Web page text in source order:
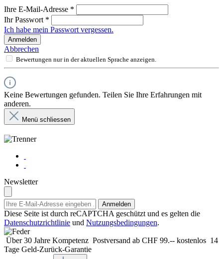
Ihre E-Mail-Adresse *
Ihr Passwort *
Ich habe mein Passwort vergessen.
Anmelden
Abbrechen
Bewertungen nur in der aktuellen Sprache anzeigen.
Keine Bewertungen gefunden. Teilen Sie Ihre Erfahrungen mit
anderen.
Menü schliessen
Newsletter
Anmelden
Diese Seite ist durch reCAPTCHA geschützt und es gelten die
Datenschutzrichtlinie und Nutzungsbedingungen.
Über 30 Jahre Kompetenz Postversand ab CHF 99.-- kostenlos 14
Tage Geld-Zurück-Garantie